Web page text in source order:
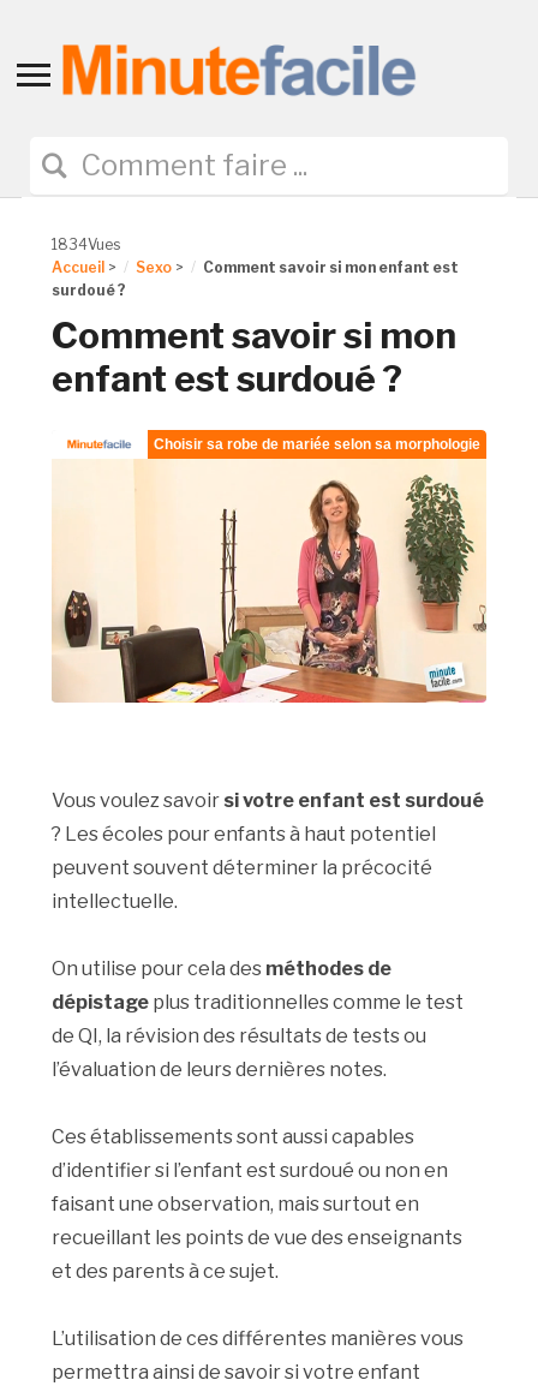
Toggle
navigation
1834Vues
Accueil > Sexo >
Comment savoir si mon enfant est
surdoué ?
Comment savoir si mon
enfant est surdoué ?
Vous voulez savoir si votre enfant est surdoué
? Les écoles pour enfants à haut potentiel
peuvent souvent déterminer la précocité
intellectuelle.
On utilise pour cela des méthodes de
dépistage plus traditionnelles comme le test
de QI, la révision des résultats de tests ou
l’évaluation de leurs dernières notes.
Ces établissements sont aussi capables
d’identifier si l’enfant est surdoué ou non en
faisant une observation, mais surtout en
recueillant les points de vue des enseignants
et des parents à ce sujet.
L’utilisation de ces différentes manières vous
permettra ainsi de savoir si votre enfant